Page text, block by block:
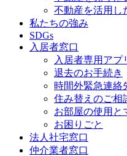
不動産を活用し
私たちの強み
SDGs
入居者窓口
入居者専用アプ
退去のお手続き
時間外緊急連絡
住み替えのご相
お部屋の使用と
お困りごと
法人社宅窓口
仲介業者窓口